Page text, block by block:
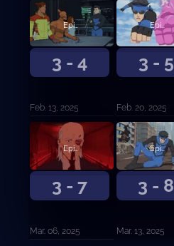
3 - 4
Episodio 4
Feb. 13, 2025
3 - 5
Episodio 5
Feb. 20, 2025
3 - 7
Episodio 7
Mar. 06, 2025
3 - 8
Episodio 8
Mar. 13, 2025